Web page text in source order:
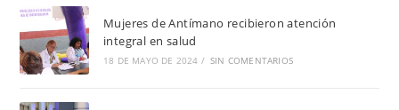
Mujeres de Antímano recibieron atención
integral en salud
18 DE MAYO DE 2024 / SIN COMENTARIOS